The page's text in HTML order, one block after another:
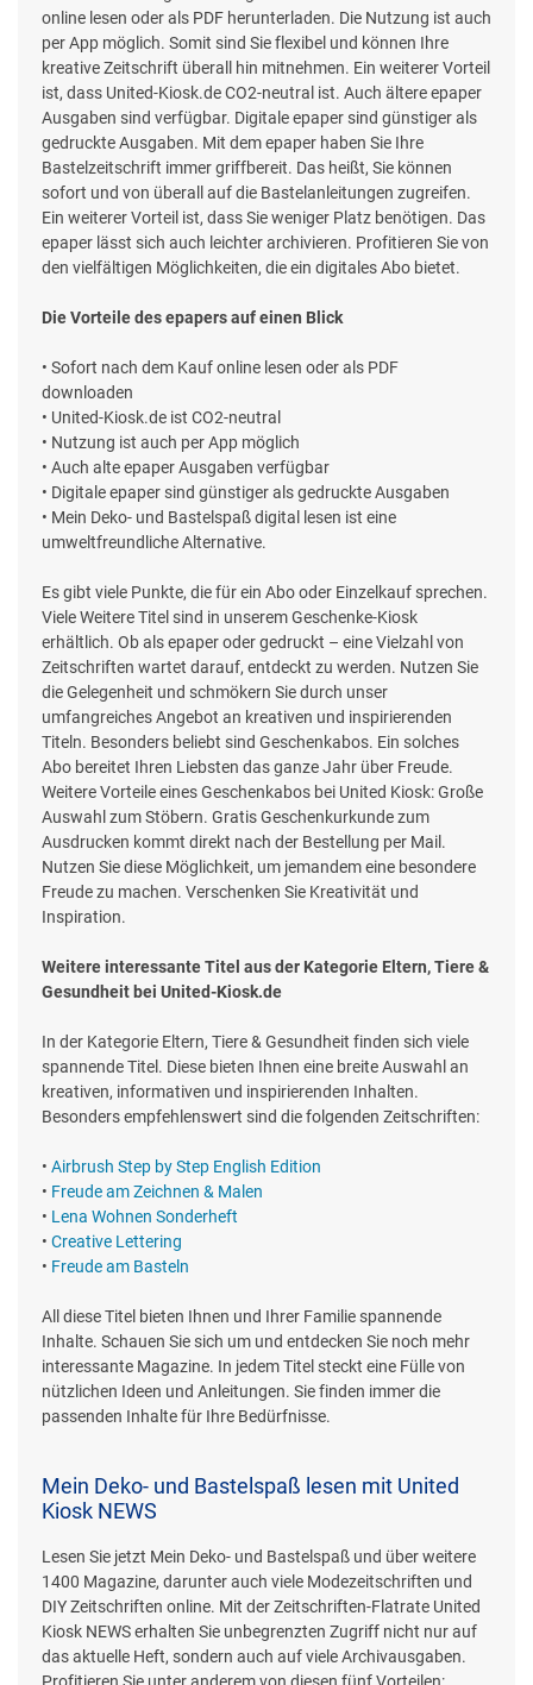
online lesen oder als PDF herunterladen. Die Nutzung ist auch
per App möglich. Somit sind Sie flexibel und können Ihre
kreative Zeitschrift überall hin mitnehmen. Ein weiterer Vorteil
ist, dass United-Kiosk.de CO2-neutral ist. Auch ältere epaper
Ausgaben sind verfügbar. Digitale epaper sind günstiger als
gedruckte Ausgaben. Mit dem epaper haben Sie Ihre
Bastelzeitschrift immer griffbereit. Das heißt, Sie können
sofort und von überall auf die Bastelanleitungen zugreifen.
Ein weiterer Vorteil ist, dass Sie weniger Platz benötigen. Das
epaper lässt sich auch leichter archivieren. Profitieren Sie von
den vielfältigen Möglichkeiten, die ein digitales Abo bietet.
Die Vorteile des epapers auf einen Blick
• Sofort nach dem Kauf online lesen oder als PDF
downloaden
• United-Kiosk.de ist CO2-neutral
• Nutzung ist auch per App möglich
• Auch alte epaper Ausgaben verfügbar
• Digitale epaper sind günstiger als gedruckte Ausgaben
• Mein Deko- und Bastelspaß digital lesen ist eine
umweltfreundliche Alternative.
Es gibt viele Punkte, die für ein Abo oder Einzelkauf sprechen.
Viele Weitere Titel sind in unserem Geschenke-Kiosk
erhältlich. Ob als epaper oder gedruckt – eine Vielzahl von
Zeitschriften wartet darauf, entdeckt zu werden. Nutzen Sie
die Gelegenheit und schmökern Sie durch unser
umfangreiches Angebot an kreativen und inspirierenden
Titeln. Besonders beliebt sind Geschenkabos. Ein solches
Abo bereitet Ihren Liebsten das ganze Jahr über Freude.
Weitere Vorteile eines Geschenkabos bei United Kiosk: Große
Auswahl zum Stöbern. Gratis Geschenkurkunde zum
Ausdrucken kommt direkt nach der Bestellung per Mail.
Nutzen Sie diese Möglichkeit, um jemandem eine besondere
Freude zu machen. Verschenken Sie Kreativität und
Inspiration.
Weitere interessante Titel aus der Kategorie Eltern, Tiere &
Gesundheit bei United-Kiosk.de
In der Kategorie Eltern, Tiere & Gesundheit finden sich viele
spannende Titel. Diese bieten Ihnen eine breite Auswahl an
kreativen, informativen und inspirierenden Inhalten.
Besonders empfehlenswert sind die folgenden Zeitschriften:
• Airbrush Step by Step English Edition
• Freude am Zeichnen & Malen
• Lena Wohnen Sonderheft
• Creative Lettering
• Freude am Basteln
All diese Titel bieten Ihnen und Ihrer Familie spannende
Inhalte. Schauen Sie sich um und entdecken Sie noch mehr
interessante Magazine. In jedem Titel steckt eine Fülle von
nützlichen Ideen und Anleitungen. Sie finden immer die
passenden Inhalte für Ihre Bedürfnisse.
Mein Deko- und Bastelspaß lesen mit United
Kiosk NEWS
Lesen Sie jetzt Mein Deko- und Bastelspaß und über weitere
1400 Magazine, darunter auch viele Modezeitschriften und
DIY Zeitschriften online. Mit der Zeitschriften-Flatrate United
Kiosk NEWS erhalten Sie unbegrenzten Zugriff nicht nur auf
das aktuelle Heft, sondern auch auf viele Archivausgaben.
Profitieren Sie unter anderem von diesen fünf Vorteilen: